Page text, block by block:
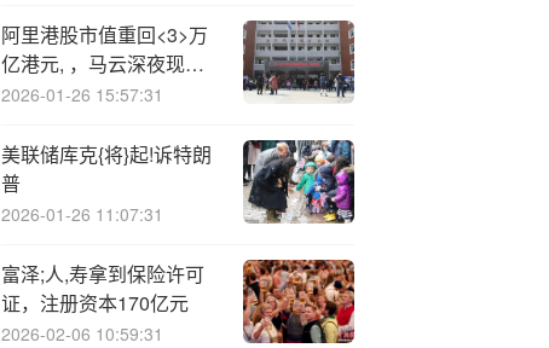
阿里港股市值重回<3>万
亿港元, ，马云深夜现身
阿里园区酒吧
2026-01-26 15:57:31
美联储库克{将}起!诉特朗
普
2026-01-26 11:07:31
富泽;人,寿拿到保险许可
证，注册资本170亿元
2026-02-06 10:59:31